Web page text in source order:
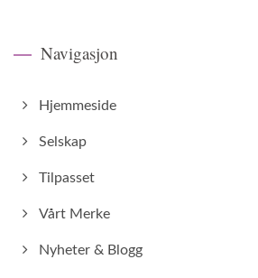
Navigasjon
Hjemmeside
Selskap
Tilpasset
Vårt Merke
Nyheter & Blogg